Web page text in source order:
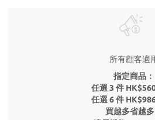
所有顧客適
指定商品：
任選 3 件
任選 6 件
買越多省越多